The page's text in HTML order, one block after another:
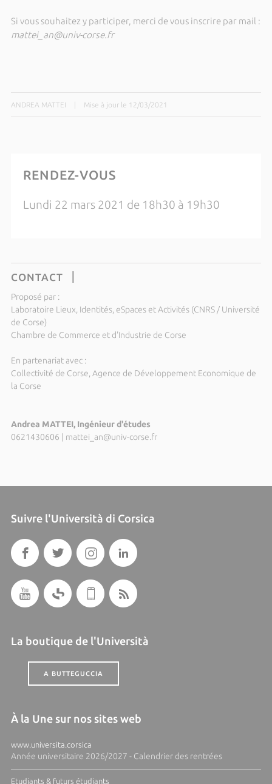
Si vous souhaitez y participer, merci de vous inscrire par mail :
mattei_an@univ-corse.fr
ANDREA MATTEI Mise à jour le 12/03/2021
RENDEZ-VOUS
Lundi 22 mars 2021 de 18h30 à 19h30
CONTACT
Proposé par :
Laboratoire Lieux, Identités, eSpaces et Activités (CNRS / Université
de Corse)
Chambre de Commerce et d'Industrie de Corse
En partenariat avec :
Collectivité de Corse, Agence de Développement Economique de
la Corse
Andrea MATTEI, Ingénieur d'études
0621430606
mattei_an@univ-corse.fr
Suivre l'Università di Corsica
La boutique de l'Università
A BUTTEGUCCIA
À la Une sur nos sites web
www.universita.corsica
Année universitaire 2026/2027 - Calendrier des rentrées
Etudiants & futurs étudiants